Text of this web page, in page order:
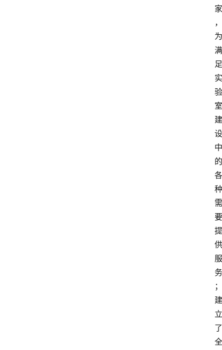
家
，
为
满
足
实
验
室
建
设
中
的
各
种
需
要
提
供
服
务
；
建
立
了
全